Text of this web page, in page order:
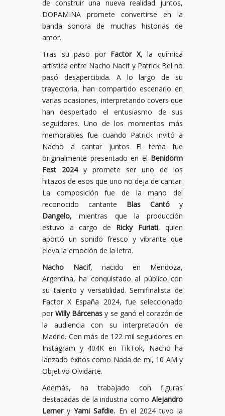
de construir una nueva realidad juntos,
DOPAMINA promete convertirse en la
banda sonora de muchas historias de
amor.
Tras su paso por Factor X, la química
artística entre Nacho Nacif y Patrick Bel no
pasó desapercibida. A lo largo de su
trayectoria, han compartido escenario en
varias ocasiones, interpretando covers que
han despertado el entusiasmo de sus
seguidores. Uno de los momentos más
memorables fue cuando Patrick invitó a
Nacho a cantar juntos El tema fue
originalmente presentado en el Benidorm
Fest 2024y promete ser uno de los
hitazos de esos que uno no deja de cantar.
La composición fue de la mano del
reconocido cantante Blas Cantó y
Dangelo, mientras que la producción
estuvo a cargo de Ricky Furiati, quien
aportó un sonido fresco y vibrante que
eleva la emoción de la letra.
Nacho Nacif, nacido en Mendoza,
Argentina, ha conquistado al público con
su talento y versatilidad. Semifinalista de
Factor X España 2024, fue seleccionado
porWilly Bárcenas y se ganó el corazón de
la audiencia con su interpretación de
Madrid. Con más de 122 mil seguidores en
Instagram y 404K en TikTok, Nacho ha
lanzado éxitos como Nada de mí, 10 AM y
Objetivo Olvidarte.
Además, ha trabajado con figuras
destacadas de la industria como Alejandro
Lernery Yami Safdie. En el 2024 tuvo la